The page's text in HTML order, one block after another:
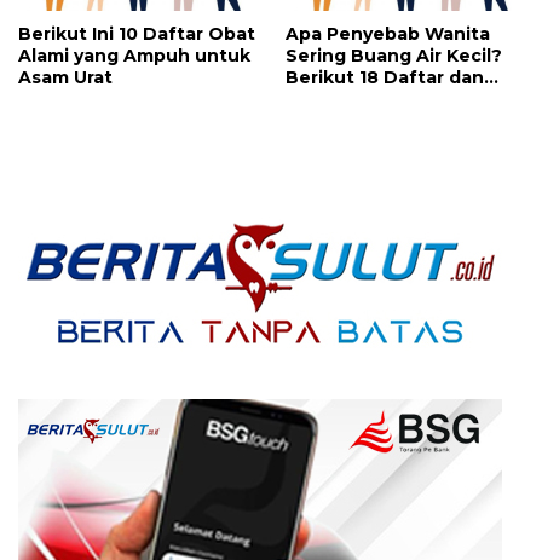
Berikut Ini 10 Daftar Obat
Alami yang Ampuh untuk
Asam Urat
Apa Penyebab Wanita
Sering Buang Air Kecil?
Berikut 18 Daftar dan